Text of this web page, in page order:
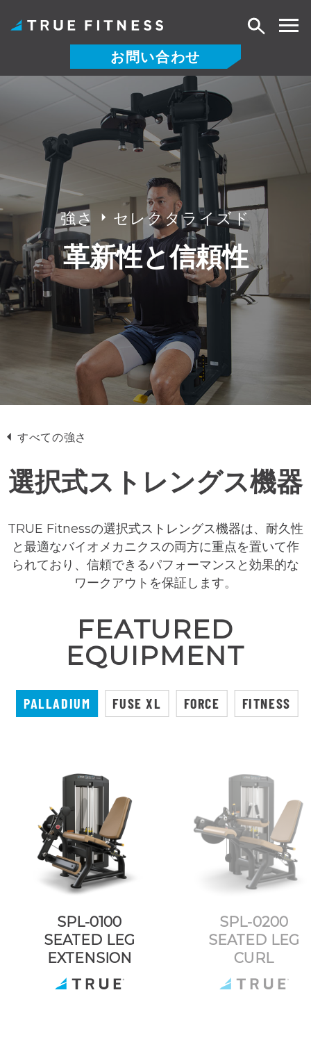
へ
キ
ッ
お問い合わせ
検
強さ セレクタライズド
革新性と信頼性
すべての強さ
選択式ストレングス機器
TRUE Fitnessの選択式ストレングス機器は、耐久性
と最適なバイオメカニクスの両方に重点を置いて作
られており、信頼できるパフォーマンスと効果的な
ワークアウトを保証します。
FEATURED
EQUIPMENT
PALLADIUM FUSE XL FORCE FITNESS
SPL-0100
SEATED LEG
EXTENSION
SPL-0200
SEATED LEG
CURL